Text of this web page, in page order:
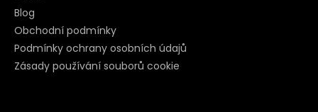
Blog
Obchodní podmínky
Podmínky ochrany osobních údajů
Zásady používání souborů cookie